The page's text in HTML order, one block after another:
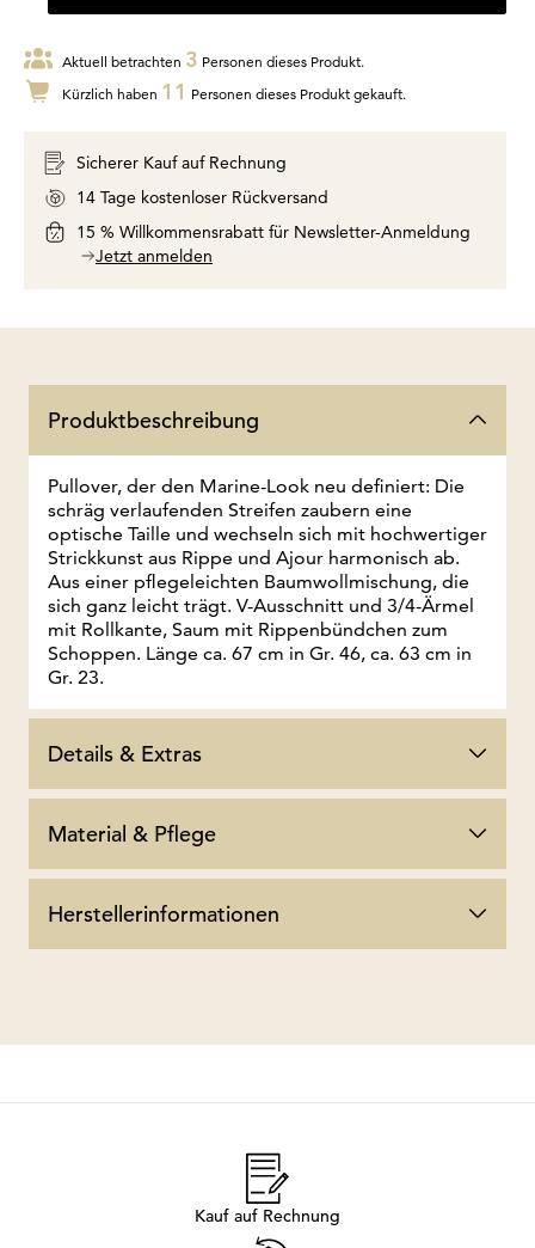
Aktuell betrachten 3 Personen dieses Produkt.
Kürzlich haben 11 Personen dieses Produkt gekauft.
Sicherer Kauf auf Rechnung
14 Tage kostenloser Rückversand
15 % Willkommensrabatt für Newsletter-Anmeldung
Jetzt anmelden
Produktbeschreibung
Pullover, der den Marine-Look neu definiert: Die
schräg verlaufenden Streifen zaubern eine
optische Taille und wechseln sich mit hochwertiger
Strickkunst aus Rippe und Ajour harmonisch ab.
Aus einer pflegeleichten Baumwollmischung, die
sich ganz leicht trägt. V-Ausschnitt und 3/4-Ärmel
mit Rollkante, Saum mit Rippenbündchen zum
Schoppen. Länge ca. 67 cm in Gr. 46, ca. 63 cm in
Gr. 23.
Details & Extras
Material & Pflege
Herstellerinformationen
Kauf auf Rechnung